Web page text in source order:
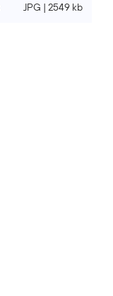
JPG | 2549 kb